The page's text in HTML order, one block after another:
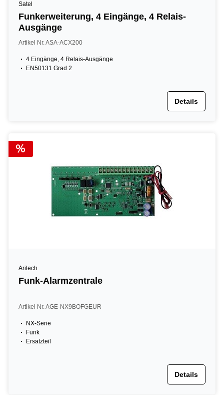
Satel
Funkerweiterung, 4 Eingänge, 4 Relais-
Ausgänge
Artikel Nr. ASA-ACX200
4 Eingänge, 4 Relais-Ausgänge
EN50131 Grad 2
Details
Aritech
Funk-Alarmzentrale
Artikel Nr. AGE-NX9BOFGEUR
NX-Serie
Funk
Ersatzteil
Details